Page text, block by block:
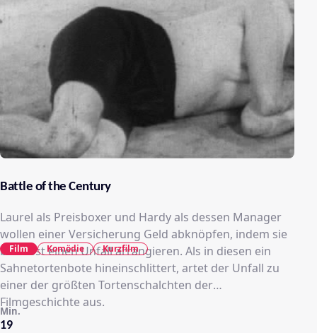
Battle of the Century
Laurel als Preisboxer und Hardy als dessen Manager
wollen einer Versicherung Geld abknöpfen, indem sie
bewusst einen Unfall arrangieren. Als in diesen ein
Sahnetortenbote hineinschlittert, artet der Unfall zu
einer der größten Tortenschalchten der
Filmgeschichte aus.
19
Min.
Film Komödie Kurzfilm